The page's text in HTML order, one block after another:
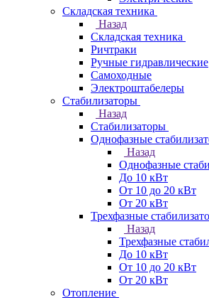
Складская техника
Назад
Складская техника
Ричтраки
Ручные гидравлические
Самоходные
Электроштабелеры
Стабилизаторы
Назад
Стабилизаторы
Однофазные
Назад
Однофазные
До 10 кВт
От 10 до 20 кВт
От 20 кВт
Трехфазные
Назад
Трехфазные
До 10 кВт
От 10 до 20 кВт
От 20 кВт
Отопление